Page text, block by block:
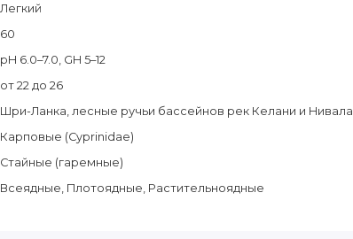
Легкий
60
pH 6.0–7.0, GH 5–12
от 22 до 26
Шри-Ланка, лесные ручьи бассейнов рек Келани и Нивала
Карповые (Cyprinidae)
Стайные (гаремные)
Всеядные, Плотоядные, Растительноядные